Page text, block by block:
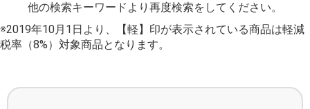
他の検索キーワードより再度検索をしてください。
※2019年10月1日より、【軽】印が表示されている商品は軽減
税率（8%）対象商品となります。